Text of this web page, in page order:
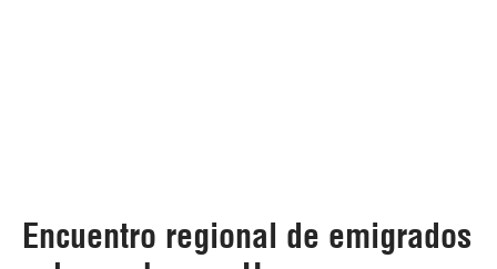
Encuentro regional de emigrados